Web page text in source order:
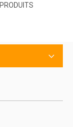
PRODUITS